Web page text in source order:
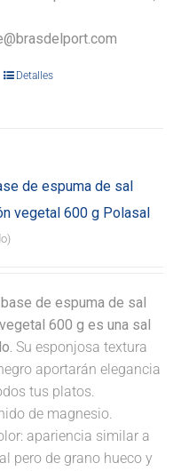
Detalles
de espuma de sal
vegetal 600 g Polasal
de espuma de sal
600 g es una sal
Su esponjosa textura
aportarán elegancia
tus platos.
de magnesio.
apariencia similar a
pero de grano hueco y